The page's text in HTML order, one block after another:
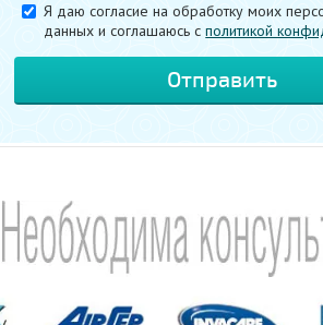
Я даю согласие на обработку моих
данных и соглашаюсь cполитикой